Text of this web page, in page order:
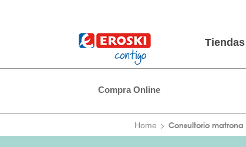
Tiendas
Compra Online
Home Consultorio matrona